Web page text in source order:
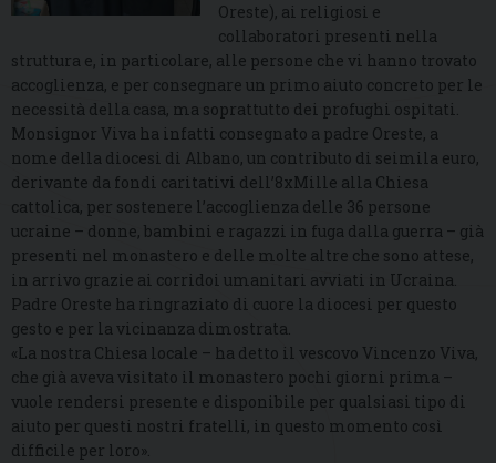
Oreste), ai religiosi e
collaboratori presenti nella
struttura e, in particolare, alle persone che vi hanno trovato
accoglienza, e per consegnare un primo aiuto concreto per le
necessità della casa, ma soprattutto dei profughi ospitati.
Monsignor Viva ha infatti consegnato a padre Oreste, a
nome della diocesi di Albano, un contributo di seimila euro,
derivante da fondi caritativi dell’8xMille alla Chiesa
cattolica, per sostenere l’accoglienza delle 36 persone
ucraine – donne, bambini e ragazzi in fuga dalla guerra – già
presenti nel monastero e delle molte altre che sono attese,
in arrivo grazie ai corridoi umanitari avviati in Ucraina.
Padre Oreste ha ringraziato di cuore la diocesi per questo
gesto e per la vicinanza dimostrata.
«La nostra Chiesa locale – ha detto il vescovo Vincenzo Viva,
che già aveva visitato il monastero pochi giorni prima –
vuole rendersi presente e disponibile per qualsiasi tipo di
aiuto per questi nostri fratelli, in questo momento così
difficile per loro».